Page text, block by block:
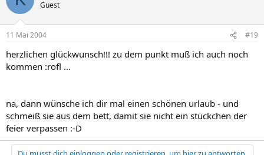
Guest
11 Mai 2004 #19
herzlichen glückwunsch!!! zu dem punkt muß ich auch noch
kommen :rofl ...
na, dann wünsche ich dir mal einen schönen urlaub - und
schmeiß sie aus dem bett, damit sie nicht ein stückchen der
feier verpassen :-D